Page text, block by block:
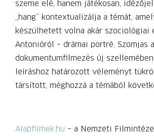
szeme elé, hanem játékosan,
„hang” kontextualizálja a témát,
készülhetett volna akár szociológiai
Antonióról – drámai portré. Szomjas
dokumentumfilmezés új
leíráshoz határozott véleményt
társított, méghozzá a témából
Alapfilmek.hu – a Nemzeti